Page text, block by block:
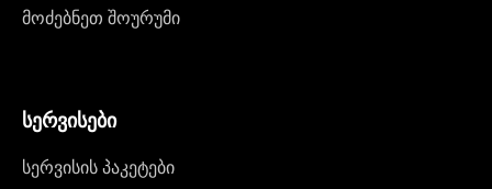
მოძებნეთ შოურუმი
სერვისები
სერვისის პაკეტები